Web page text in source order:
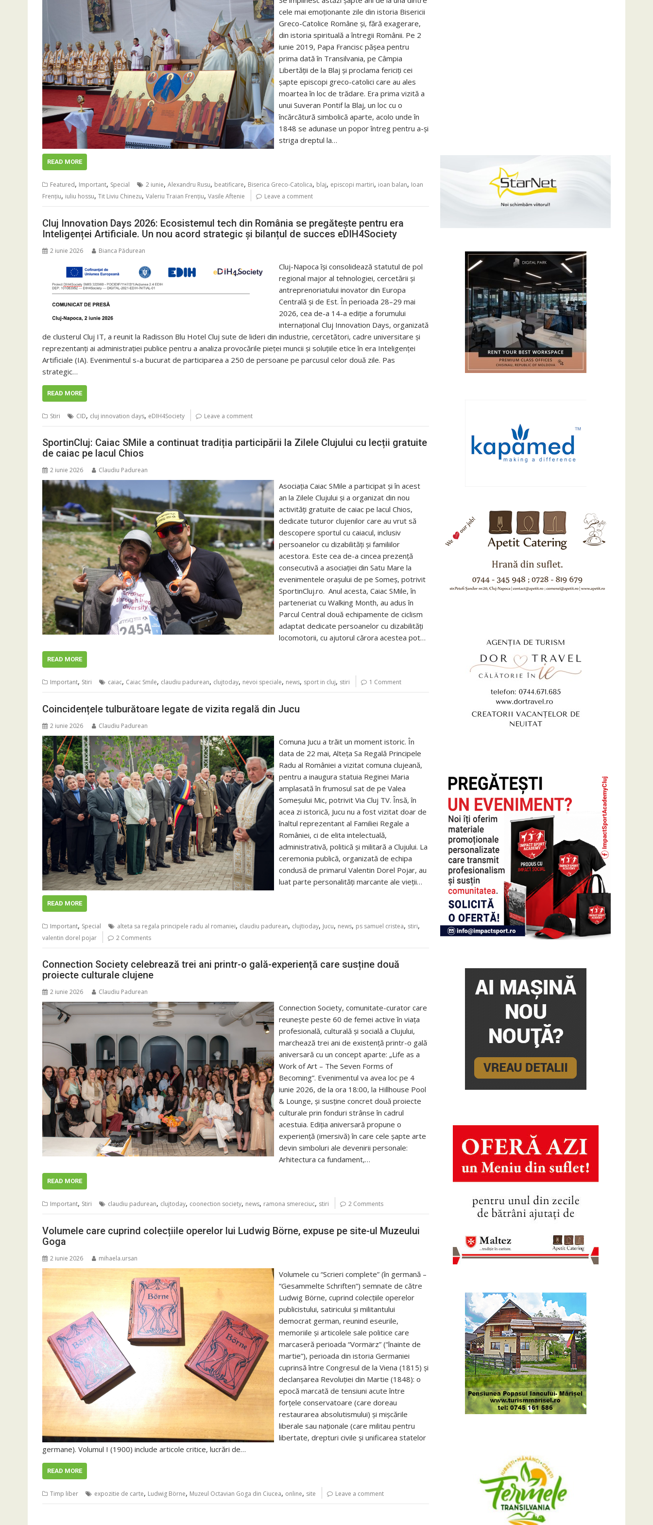
cele mai emoționante zile din istoria Bisericii
Greco-Catolice Române și, fără exagerare,
din istoria spirituală a întregii Românii. Pe 2
iunie 2019, Papa Francisc pășea pentru
prima dată în Transilvania, pe Câmpia
Libertății de la Blaj și proclama fericiți cei
șapte episcopi greco-catolici care au ales
moartea în loc de trădare. Era prima vizită a
unui Suveran Pontif la Blaj, un loc cu o
încărcătură simbolică aparte, acolo unde în
1848 se adunase un popor întreg pentru a-și
striga dreptul la…
READ MORE
Featured, Important, Special 2 iunie, Alexandru Rusu, beatificare, Biserica Greco-Catolica, blaj, episcopi martiri, ioan balan, Ioan
Frențiu, iuliu hossu, Tit Liviu Chinezu, Valeriu Traian Frențiu, Vasile Aftenie Leave a comment
Cluj Innovation Days 2026: Ecosistemul tech din România se pregătește pentru era
Inteligenței Artificiale. Un nou acord strategic și bilanțul de succes eDIH4Society
2 iunie 2026 Bianca Pădurean
Cluj-Napoca își consolidează statutul de pol
regional major al tehnologiei, cercetării și
antreprenoriatului inovator din Europa
Centrală și de Est. În perioada 28–29 mai
2026, cea de-a 14-a ediție a forumului
internațional Cluj Innovation Days, organizată
de clusterul Cluj IT, a reunit la Radisson Blu Hotel Cluj sute de lideri din industrie, cercetători, cadre universitare și
reprezentanți ai administrației publice pentru a analiza provocările pieței muncii și soluțiile etice în era Inteligenței
Artificiale (IA). Evenimentul s-a bucurat de participarea a 250 de persoane pe parcusul celor două zile. Pas
strategic…
READ MORE
Stiri CID, cluj innovation days, eDIH4Society Leave a comment
SportinCluj: Caiac SMile a continuat tradiția participării la Zilele Clujului cu lecții gratuite
de caiac pe lacul Chios
2 iunie 2026 Claudiu Padurean
Asociația Caiac SMile a participat și în acest
an la Zilele Clujului și a organizat din nou
activități gratuite de caiac pe lacul Chios,
dedicate tuturor clujenilor care au vrut să
descopere sportul cu caiacul, inclusiv
persoanelor cu dizabilități și familiilor
acestora. Este cea de-a cincea prezență
consecutivă a asociației din Satu Mare la
evenimentele orașului de pe Someș, potrivit
SportinCluj.ro. Anul acesta, Caiac SMile, în
parteneriat cu Walking Month, au adus în
Parcul Central două echipamente de ciclism
adaptat dedicate persoanelor cu dizabilități
locomotorii, cu ajutorul cărora acestea pot…
READ MORE
Important, Stiri caiac, Caiac Smile, claudiu padurean, clujtoday, nevoi speciale, news, sport in cluj, stiri 1 Comment
Coincidențele tulburătoare legate de vizita regală din Jucu
2 iunie 2026 Claudiu Padurean
Comuna Jucu a trăit un moment istoric. În
data de 22 mai, Alteța Sa Regală Principele
Radu al României a vizitat comuna clujeană,
pentru a inaugura statuia Reginei Maria
amplasată în frumosul sat de pe Valea
Someșului Mic, potrivit Via Cluj TV. Însă, în
acea zi istorică, Jucu nu a fost vizitat doar de
înaltul reprezentant al Familiei Regale a
României, ci de elita intelectuală,
administrativă, politică și militară a Clujului. La
ceremonia publică, organizată de echipa
condusă de primarul Valentin Dorel Pojar, au
luat parte personalități marcante ale vieții…
READ MORE
Important, Special alteta sa regala principele radu al romaniei, claudiu padurean, clujtioday, Jucu, news, ps samuel cristea, stiri,
valentin dorel pojar 2 Comments
Connection Society celebrează trei ani printr-o gală-experiență care susține două
proiecte culturale clujene
2 iunie 2026 Claudiu Padurean
Connection Society, comunitate-curator care
reunește peste 60 de femei active în viața
profesională, culturală și socială a Clujului,
marchează trei ani de existență printr-o gală
aniversară cu un concept aparte: „Life as a
Work of Art – The Seven Forms of
Becoming”. Evenimentul va avea loc pe 4
iunie 2026, de la ora 18:00, la Hillhouse Pool
& Lounge, și susține concret două proiecte
culturale prin fonduri strânse în cadrul
acestuia. Ediția aniversară propune o
experiență (imersivă) în care cele șapte arte
devin simboluri ale devenirii personale:
Arhitectura ca fundament,…
READ MORE
Important, Stiri claudiu padurean, clujtoday, coonection society, news, ramona smereciuc, stiri 2 Comments
Volumele care cuprind colecțiile operelor lui Ludwig Börne, expuse pe site-ul Muzeului
Goga
2 iunie 2026 mihaela.ursan
Volumele cu “Scrieri complete” (în germană –
“Gesammelte Schriften”) semnate de către
Ludwig Börne, cuprind colecțiile operelor
publicistului, satiricului și militantului
democrat german, reunind eseurile,
memoriile și articolele sale politice care
marcaseră perioada “Vormärz” (“înainte de
martie”), perioada din istoria Germaniei
cuprinsă între Congresul de la Viena (1815) și
declanșarea Revoluției din Martie (1848): o
epocă marcată de tensiuni acute între
forțele conservatoare (care doreau
restaurarea absolutismului) și mișcările
liberale sau naționale (care militau pentru
libertate, drepturi civile și unificarea statelor
germane). Volumul I (1900) include articole critice, lucrări de…
READ MORE
Timp liber expozitie de carte, Ludwig Börne, Muzeul Octavian Goga din Ciucea, online, site Leave a comment